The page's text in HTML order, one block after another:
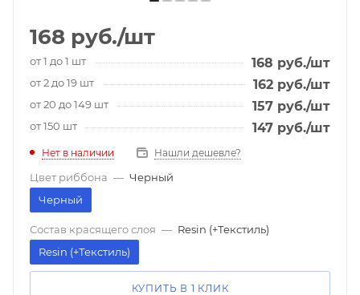
168 руб./шт
от 1 до 1 шт 168 руб./шт
от 2 до 19 шт 162 руб./шт
от 20 до 149 шт 157 руб./шт
от 150 шт 147 руб./шт
Нет в наличии Нашли дешевле?
Цвет риббона — Черный
Черный
Состав красящего слоя — Resin (+Текстиль)
Resin (+Текстиль)
КУПИТЬ В 1 КЛИК